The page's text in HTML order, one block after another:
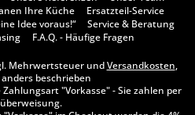
Ihre Küche
Ersatzteil-Service
Idee voraus!“
Service & Beratung
F.A.Q. - Häufige Fragen
Mehrwertsteuer undVersandkosten,
beschrieben
"Vorkasse" - Sie zahlen per